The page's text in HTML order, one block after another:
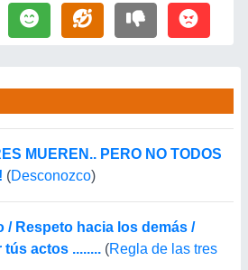
MUEREN.. PERO NO TODOS
(Desconozco)
/ Respeto hacia los demás /
actos ........ (Regla de las tres